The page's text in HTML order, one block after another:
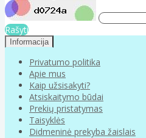
Rašyti
Informacija
Privatumo politika
Apie mus
Kaip užsisakyti?
Atsiskaitymo būdai
Prekių pristatymas
Taisyklės
Didmeninė prekyba žaislais